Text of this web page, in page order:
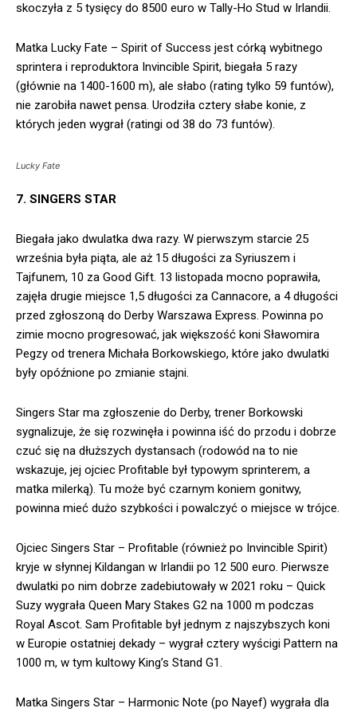
skoczyła z 5 tysięcy do 8500 euro w Tally-Ho Stud w Irlandii.
Matka Lucky Fate – Spirit of Success jest córką wybitnego
sprintera i reproduktora Invincible Spirit, biegała 5 razy
(głównie na 1400-1600 m), ale słabo (rating tylko 59 funtów),
nie zarobiła nawet pensa. Urodziła cztery słabe konie, z
których jeden wygrał (ratingi od 38 do 73 funtów).
Lucky Fate
7. SINGERS STAR
Biegała jako dwulatka dwa razy. W pierwszym starcie 25
września była piąta, ale aż 15 długości za Syriuszem i
Tajfunem, 10 za Good Gift. 13 listopada mocno poprawiła,
zajęła drugie miejsce 1,5 długości za Cannacore, a 4 długości
przed zgłoszoną do Derby Warszawa Express. Powinna po
zimie mocno progresować, jak większość koni Sławomira
Pegzy od trenera Michała Borkowskiego, które jako dwulatki
były opóźnione po zmianie stajni.
Singers Star ma zgłoszenie do Derby, trener Borkowski
sygnalizuje, że się rozwinęła i powinna iść do przodu i dobrze
czuć się na dłuższych dystansach (rodowód na to nie
wskazuje, jej ojciec Profitable był typowym sprinterem, a
matka milerką). Tu może być czarnym koniem gonitwy,
powinna mieć dużo szybkości i powalczyć o miejsce w trójce.
Ojciec Singers Star – Profitable (również po Invincible Spirit)
kryje w słynnej Kildangan w Irlandii po 12 500 euro. Pierwsze
dwulatki po nim dobrze zadebiutowały w 2021 roku – Quick
Suzy wygrała Queen Mary Stakes G2 na 1000 m podczas
Royal Ascot. Sam Profitable był jednym z najszybszych koni
w Europie ostatniej dekady – wygrał cztery wyścigi Pattern na
1000 m, w tym kultowy King’s Stand G1.
Matka Singers Star – Harmonic Note (po Nayef) wygrała dla